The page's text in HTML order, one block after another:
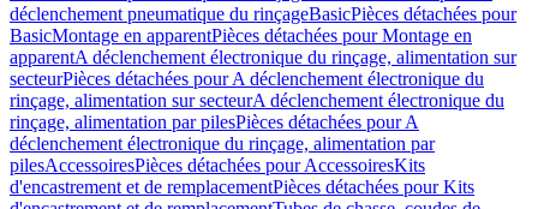
déclenchement pneumatique du rinçageBasicPièces détachées pour
BasicMontage en apparentPièces détachées pour Montage en
apparentA déclenchement électronique du rinçage, alimentation sur
secteurPièces détachées pour A déclenchement électronique du
rinçage, alimentation sur secteurA déclenchement électronique du
rinçage, alimentation par pilesPièces détachées pour A
déclenchement électronique du rinçage, alimentation par
pilesAccessoiresPièces détachées pour AccessoiresKits
d'encastrement et de remplacementPièces détachées pour Kits